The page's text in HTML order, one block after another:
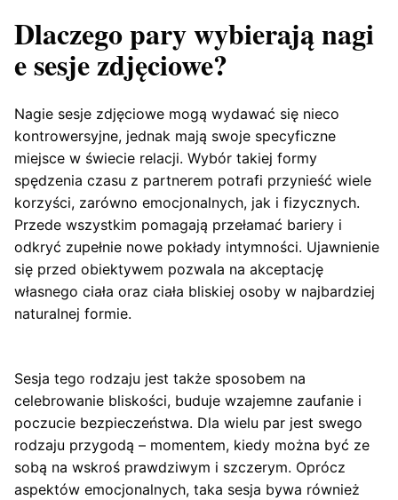
Dlaczego pary wybierają nagi
e sesje zdjęciowe?
Nagie sesje zdjęciowe mogą wydawać się nieco
kontrowersyjne, jednak mają swoje specyficzne
miejsce w świecie relacji. Wybór takiej formy
spędzenia czasu z partnerem potrafi przynieść wiele
korzyści, zarówno emocjonalnych, jak i fizycznych.
Przede wszystkim pomagają przełamać bariery i
odkryć zupełnie nowe pokłady intymności. Ujawnienie
się przed obiektywem pozwala na akceptację
własnego ciała oraz ciała bliskiej osoby w najbardziej
naturalnej formie.
Sesja tego rodzaju jest także sposobem na
celebrowanie bliskości, buduje wzajemne zaufanie i
poczucie bezpieczeństwa. Dla wielu par jest swego
rodzaju przygodą – momentem, kiedy można być ze
sobą na wskroś prawdziwym i szczerym. Oprócz
aspektów emocjonalnych, taka sesja bywa również